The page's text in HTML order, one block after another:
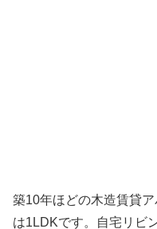
築10年ほどの木造賃貸
は1LDKです。自宅リビ